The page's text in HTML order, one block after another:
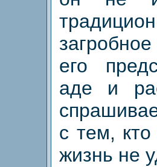
его
аде и
с тем, кто
жизнь не